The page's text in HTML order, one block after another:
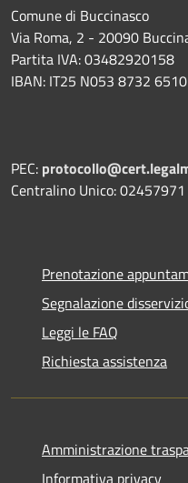
Comune di Buccinasco
Via Roma, 2 - 20090
Partita IVA: 03482920158
IBAN: IT25 N053 8732
PEC:
Centralino Unico: 02457971
Prenotazione
Segnalazione
Leggi le FAQ
Richiesta assistenza
Amministrazione